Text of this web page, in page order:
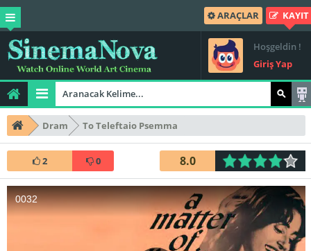
ARAÇLAR KAYIT
Hoşgeldin !
Giriş Yap
Dram To Teleftaio Psemma
2 0 8.0